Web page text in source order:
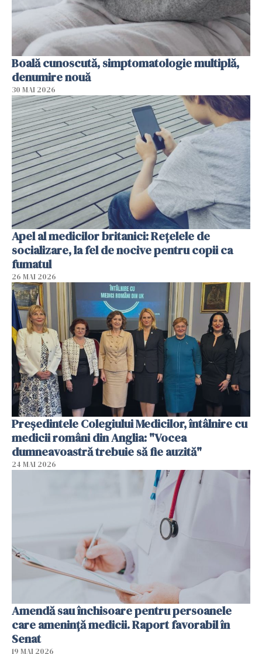
Boală cunoscută, simptomatologie multiplă,
denumire nouă
30 MAI 2026
Apel al medicilor britanici: Reţelele de
socializare, la fel de nocive pentru copii ca
fumatul
26 MAI 2026
Președintele Colegiului Medicilor, întâlnire cu
medicii români din Anglia: "Vocea
dumneavoastră trebuie să fie auzită"
24 MAI 2026
Amendă sau închisoare pentru persoanele
care ameninţă medicii. Raport favorabil în
Senat
19 MAI 2026